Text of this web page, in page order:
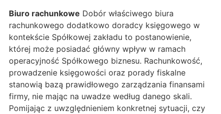
Biuro rachunkowe Dobór właściwego biura
rachunkowego dodatkowo doradcy księgowego w
kontekście Spółkowej zakładu to postanowienie,
której może posiadać główny wpływ w ramach
operacyjność Spółkowego biznesu. Rachunkowość,
prowadzenie księgowości oraz porady fiskalne
stanowią bazą prawidłowego zarządzania finansami
firmy, nie mając na uwadze według danego skali.
Pomijając z uwzględnieniem konkretnej sytuacji, czy